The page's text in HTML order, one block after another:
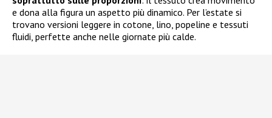
e dona alla figura un aspetto più dinamico. Per l’estate si
trovano versioni leggere in cotone, lino, popeline e tessuti
fluidi, perfette anche nelle giornate più calde.